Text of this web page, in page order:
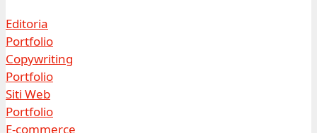
Editoria
Portfolio
Copywriting
Portfolio
Siti Web
Portfolio
E-commerce